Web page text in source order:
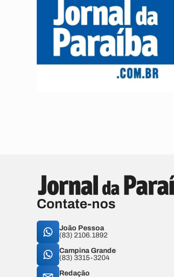
Contate-nos
João Pessoa
(83) 2106.1892
Campina Grande
(83) 3315-3204
Redação